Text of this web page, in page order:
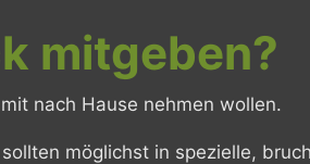
mitgeben?
nach Hause nehmen wollen.
möglichst in spezielle,